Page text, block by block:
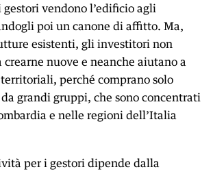
vendono l’edificio agli
poi un canone di affitto. Ma,
esistenti, gli investitori non
nuove e neanche aiutano a
perché comprano solo
grandi gruppi, che sono concentrati
e nelle regioni dell’Italia
per i gestori dipende dalla